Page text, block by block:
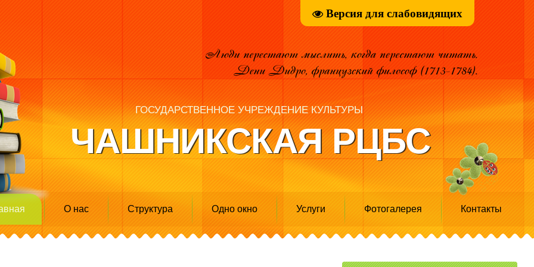
Версия для слабовидящих
ЧАШНИКСКАЯ РЦБС
ГОСУДАРСТВЕННОЕ УЧРЕЖДЕНИЕ КУЛЬТУРЫ
О нас Структура Одно окно Услуги Фотогалерея Контакты